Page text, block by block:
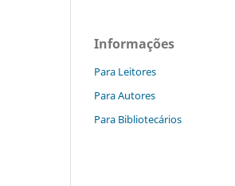
Informações
Para Leitores
Para Autores
Para Bibliotecários